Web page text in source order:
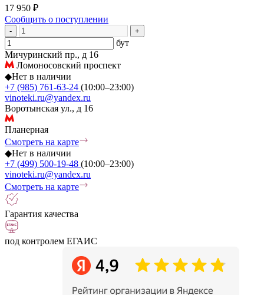
17 950 ₽
Сообщить о поступлении
- +
бут
Мичуринский пр., д 16
Ломоносовский проспект
◆Нет в наличии
+7 (985) 761-63-24 (10:00–23:00)
vinoteki.ru@yandex.ru
Воротынская ул., д 16
Планерная
Смотреть на карте
◆Нет в наличии
+7 (499) 500-19-48 (10:00–23:00)
vinoteki.ru@yandex.ru
Смотреть на карте
Гарантия качества
под контролем ЕГАИС